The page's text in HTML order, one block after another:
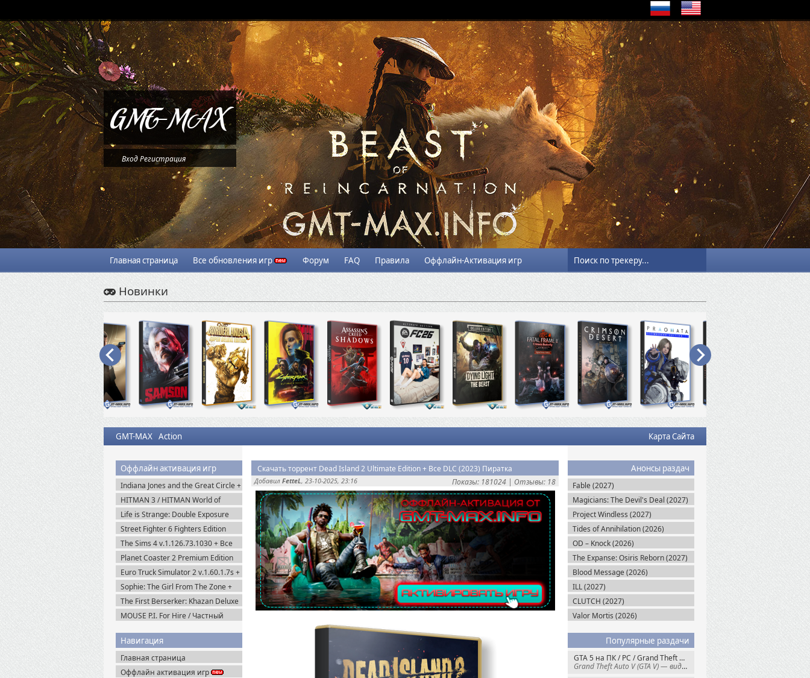
ВходРегистрация
Главная страница Все обновления игр Форум FAQ Правила Оффлайн-Активация игр
Новинки
GMT-MAX Action Карта Сайта
Анонсы раздач
Fable (2027)
Magicians: The Devil's Deal (2027)
Project Windless (2027)
Tides of Annihilation (2026)
OD – Knock (2026)
The Expanse: Osiris Reborn (2027)
Blood Message (2026)
ILL (2027)
CLUTCH (2027)
Valor Mortis (2026)
Популярные раздачи
GTA 5 на ПК / PC / Grand Theft Auto V: Premium Edition (2015) Steam-Rip
Grand Theft Auto V (GTA V) — видеоигра из
Оффлайн активация игр
Indiana Jones and the Great Circle +
The Order of Giants v.1.0.17.0
(2024) Пиратка
HITMAN 3 / HITMAN World of
Assassination v.3.270.1 + Все DLC
(2016-2021) Пиратка
Life is Strange: Double Exposure
(2024) Пиратка
Street Fighter 6 Fighters Edition
(2023) Steam-Rip
The Sims 4 v.1.126.73.1030 + Все
DLC (2014-2025) Portable
Planet Coaster 2 Premium Edition
(2024) Steam-Rip
Euro Truck Simulator 2 v.1.60.1.7s +
Все DLC (2012) Пиратка
Sophie: The Girl From The Zone +
DLC (2026) Пиратка
The First Berserker: Khazan Deluxe
Edition (2025) Пиратка
MOUSE P.I. For Hire / Частный
Пиратка
Навигация
Главная страница
Оффлайн активация игр
Скачать торрент Dead Island 2 Ultimate Edition + Все DLC (2023) Пиратка
Показы: 181024 | Отзывы: 18
Добавил FetteL, 23-10-2025, 23:16